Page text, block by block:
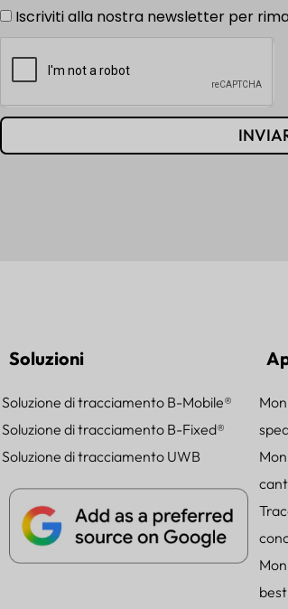
Iscriviti alla nostra newsletter per
Soluzioni
Soluzione di tracciamento B-Mobile®
Soluzione di tracciamento B-Fixed®
Soluzione di tracciamento UWB